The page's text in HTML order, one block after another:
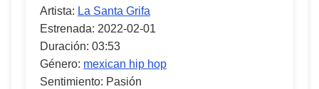
Artista: La Santa Grifa
Estrenada: 2022-02-01
Duración: 03:53
Género: mexican hip hop
Sentimiento: Pasión